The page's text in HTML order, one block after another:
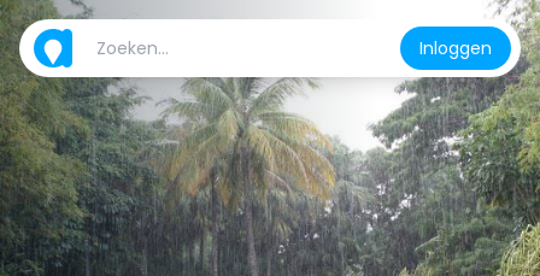
Inloggen